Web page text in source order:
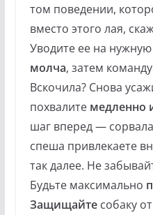
том поведении,
вместо этого лая,
Уводите ее на
молча, затем
Вскочила? Снова
похвалите медленно
шаг вперед —
спеша привлекаете
так далее. Не
Будьте максимально
Защищайтесобаку